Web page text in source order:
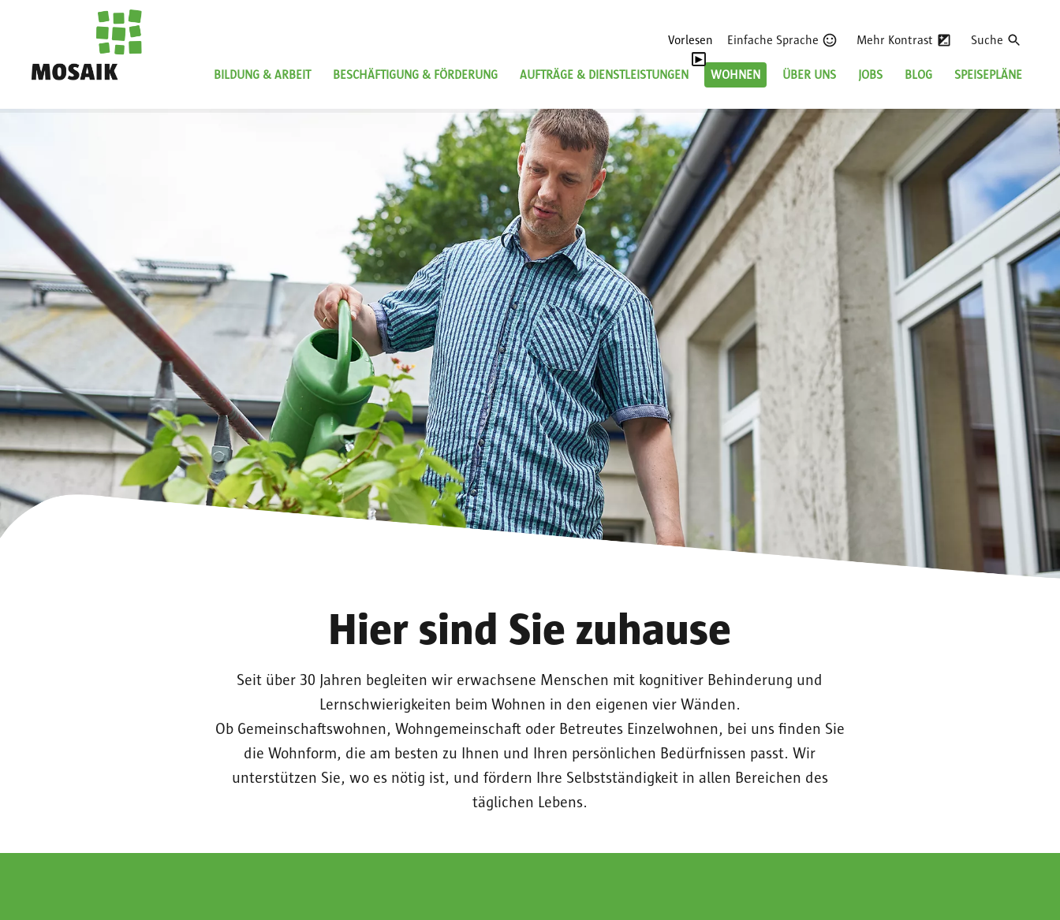
Vorlesen Einfache Sprache Mehr Kontrast Suche
BILDUNG & ARBEIT BESCHÄFTIGUNG & FÖRDERUNG AUFTRÄGE & DIENSTLEISTUNGEN WOHNEN ÜBER UNS JOBS BLOG SPEISEPLÄNE
Hier sind Sie zuhause
Seit über 30 Jahren begleiten wir erwachsene Menschen mit kognitiver Behinderung und
Lernschwierigkeiten beim Wohnen in den eigenen vier Wänden.
Ob Gemeinschaftswohnen, Wohngemeinschaft oder Betreutes Einzelwohnen, bei uns finden Sie
die Wohnform, die am besten zu Ihnen und Ihren persönlichen Bedürfnissen passt. Wir
unterstützen Sie, wo es nötig ist, und fördern Ihre Selbstständigkeit in allen Bereichen des
täglichen Lebens.